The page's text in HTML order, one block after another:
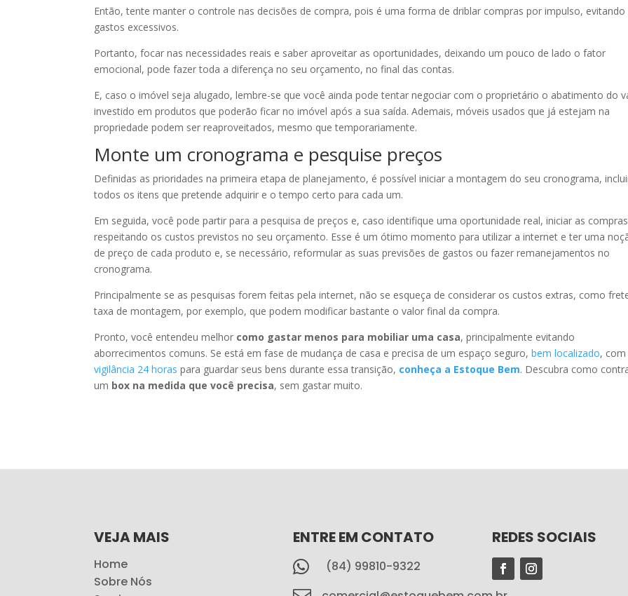
Então, tente manter o controle nas decisões de compra, pois é uma forma de driblar compras por impulso, evitando
gastos excessivos.
Portanto, focar nas necessidades reais e saber aproveitar as oportunidades, deixando um pouco de lado o fator
emocional, pode fazer toda a diferença no seu orçamento, no final das contas.
E, caso o imóvel seja alugado, lembre-se que você ainda pode tentar negociar com o proprietário o abatimento do
investido em produtos que poderão ficar no imóvel após a sua saída. Ademais, móveis usados que já estejam na
propriedade podem ser reaproveitados, mesmo que temporariamente.
Monte um cronograma e pesquise preços
Definidas as prioridades na primeira etapa de planejamento, é possível iniciar a montagem do seu cronograma,
todos os itens que pretende adquirir e o tempo certo para cada um.
Em seguida, você pode partir para a pesquisa de preços e, caso identifique uma oportunidade real, iniciar as
respeitando os custos previstos no seu orçamento. Esse é um ótimo momento para utilizar a internet e ter uma
de preço de cada produto e, se necessário, reformular as suas previsões de gastos ou fazer remanejamentos no
cronograma.
Principalmente se as pesquisas forem feitas pela internet, não se esqueça de considerar os custos extras, como
taxa de montagem, por exemplo, que podem modificar bastante o valor final da compra.
Pronto, você entendeu melhor como gastar menos para mobiliar uma casa, principalmente evitando
aborrecimentos comuns. Se está em fase de mudança de casa e precisa de um espaço seguro,bem localizado, com
vigilância 24 horas para guardar seus bens durante essa transição, conheça a Estoque Bem. Descubra como
um box na medida que você precisa, sem gastar muito.
VEJA MAIS
Home
Sobre Nós
ENTRE EM CONTATO
 (84) 99810-9322
REDES SOCIAIS